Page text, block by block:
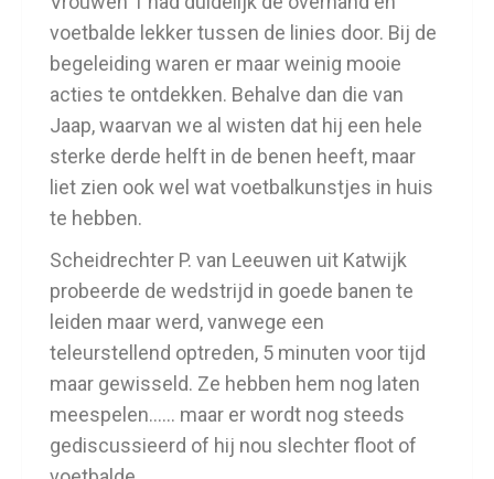
voetbalde lekker tussen de linies door. Bij de
begeleiding waren er maar weinig mooie
acties te ontdekken. Behalve dan die van
Jaap, waarvan we al wisten dat hij een hele
sterke derde helft in de benen heeft, maar
liet zien ook wel wat voetbalkunstjes in huis
te hebben.
Scheidrechter P. van Leeuwen uit Katwijk
probeerde de wedstrijd in goede banen te
leiden maar werd, vanwege een
teleurstellend optreden, 5 minuten voor tijd
maar gewisseld. Ze hebben hem nog laten
meespelen…… maar er wordt nog steeds
gediscussieerd of hij nou slechter floot of